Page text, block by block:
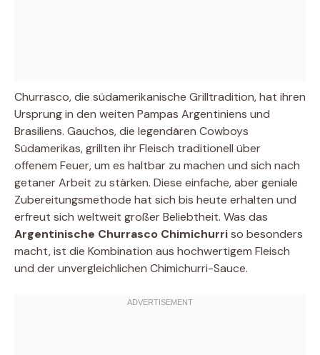
Churrasco, die südamerikanische Grilltradition, hat ihren
Ursprung in den weiten Pampas Argentiniens und
Brasiliens. Gauchos, die legendären Cowboys
Südamerikas, grillten ihr Fleisch traditionell über
offenem Feuer, um es haltbar zu machen und sich nach
getaner Arbeit zu stärken. Diese einfache, aber geniale
Zubereitungsmethode hat sich bis heute erhalten und
erfreut sich weltweit großer Beliebtheit. Was das
Argentinische Churrasco Chimichurriso besonders
macht, ist die Kombination aus hochwertigem Fleisch
und der unvergleichlichen Chimichurri-Sauce.